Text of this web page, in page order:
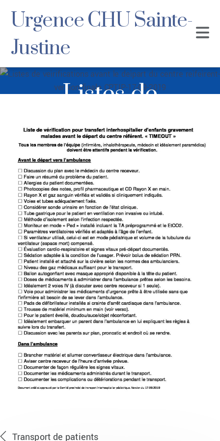
Urgence CHU Sainte-
Justine
Listes de
veìrifications avant
le deìpart du
centre reìfeìrent-
version finale
CPTIP-17-09-2019
Transport de patients